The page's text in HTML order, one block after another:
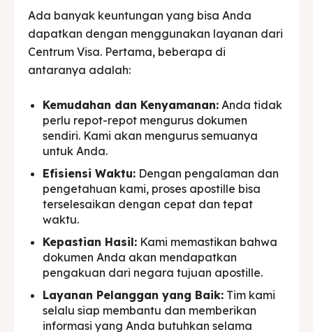
Ada banyak keuntungan yang bisa Anda
dapatkan dengan menggunakan layanan dari
Centrum Visa. Pertama, beberapa di
antaranya adalah:
Kemudahan dan Kenyamanan: Anda tidak
perlu repot-repot mengurus dokumen
sendiri. Kami akan mengurus semuanya
untuk Anda.
Efisiensi Waktu: Dengan pengalaman dan
pengetahuan kami, proses apostille bisa
terselesaikan dengan cepat dan tepat
waktu.
Kepastian Hasil: Kami memastikan bahwa
dokumen Anda akan mendapatkan
pengakuan dari negara tujuan apostille.
Layanan Pelanggan yang Baik: Tim kami
selalu siap membantu dan memberikan
informasi yang Anda butuhkan selama